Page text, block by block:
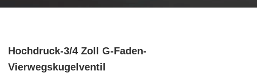
Hochdruck-3/4 Zoll G-Faden-
Vierwegskugelventil